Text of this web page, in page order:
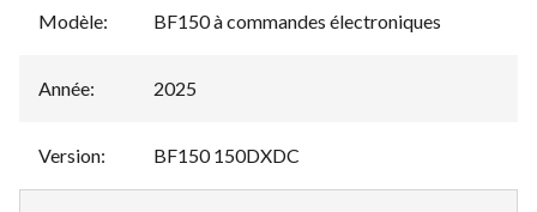
Modèle: BF150 à commandes électroniques
Année: 2025
Version: BF150 150DXDC